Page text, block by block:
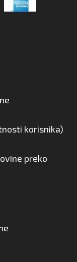
korisnika)
preko